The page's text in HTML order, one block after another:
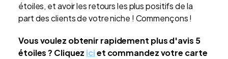
étoiles, et avoir les retours les plus positifs de la
part des clients de votre niche ! Commençons !
Vous voulez obtenir rapidement plus d'avis 5
étoiles ? Cliquez iciet commandez votre carte